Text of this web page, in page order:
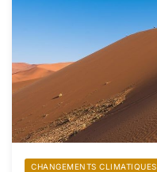
CHANGEMENTS CLIMATIQUES